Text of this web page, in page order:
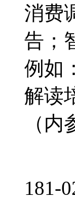
消费
告；
例如
解读
（内
181-